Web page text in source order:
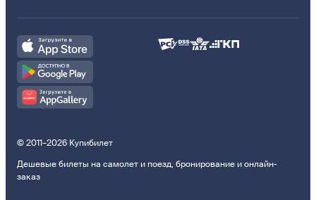
© 2011–2026 Купибилет
Дешевые билеты на самолет и поезд, бронирование и онлайн-
заказ